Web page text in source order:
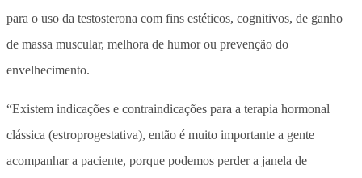
para o uso da testosterona com fins estéticos, cognitivos, de ganho
de massa muscular, melhora de humor ou prevenção do
envelhecimento.
“Existem indicações e contraindicações para a terapia hormonal
clássica (estroprogestativa), então é muito importante a gente
acompanhar a paciente, porque podemos perder a janela de